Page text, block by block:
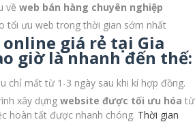
về web bán hàng chuyên nghiệp
tối ưu web trong thời gian sớm nhất
giá rẻ tại Gia
giờ là nhanh đến thế:
chỉ mất từ 1-3 ngày sau khi kí hợp đồng.
xây dựng website được tối ưu hóa từ
hoàn tất được nhanh chóng. Thời gian